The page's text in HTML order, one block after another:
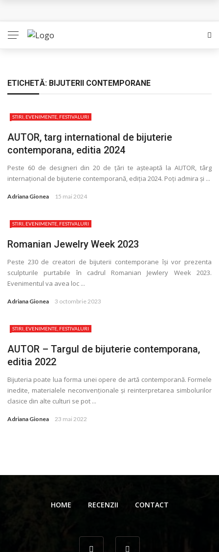
The Man Who Sold Air in the Holy Land – Generatia care
Queer – Un Burroughs sentimental
Luati-ma drept un vis. Povestiri in K. minor – Dor de Kafka
ETICHETĂ: BIJUTERII CONTEMPORANE
STIRI, EVENIMENTE, FESTIVALURI
AUTOR, targ international de bijuterie
contemporana, editia 2024
Peste 60 de designeri din 20 de ţări te așteaptă la AUTOR, târg
internaţional de bijuterie contemporană, ediţia 2024. Poţi admira și ...
Adriana Gionea 15 mai 2024
STIRI, EVENIMENTE, FESTIVALURI
Romanian Jewelry Week 2023
Peste 230 de creatori de bijuterii contemporane își vor prezenta
sculpturile purtabile în cadrul Romanian Jewlery Week 2023.
Evenimentul va avea loc ...
Adriana Gionea 3 octombrie 2023
STIRI, EVENIMENTE, FESTIVALURI
AUTOR – Targul de bijuterie contemporana,
editia 2022
Bijuteria poate lua forma unei opere de artă contemporană. Formele
inedite, materialele neconvenţionale și reinterpretarea simbolurilor
clasice din alte culturi se pot ...
Adriana Gionea 23 mai 2022
HOME RECENZII CONTACT